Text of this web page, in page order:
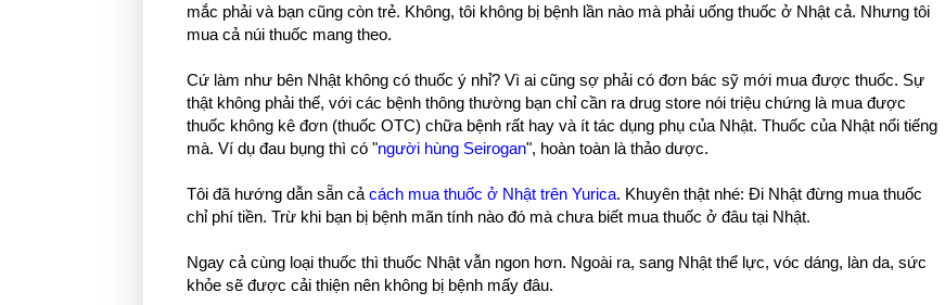
mắc phải và bạn cũng còn trẻ. Không, tôi không bị bệnh lần nào mà phải uống thuốc ở Nhật cả. Nhưng tôi
mua cả núi thuốc mang theo.
Cứ làm như bên Nhật không có thuốc ý nhỉ? Vì ai cũng sợ phải có đơn bác sỹ mới mua được thuốc. Sự
thật không phải thế, với các bệnh thông thường bạn chỉ cần ra drug store nói triệu chứng là mua được
thuốc không kê đơn (thuốc OTC) chữa bệnh rất hay và ít tác dụng phụ của Nhật. Thuốc của Nhật nổi tiếng
mà. Ví dụ đau bụng thì có "người hùng Seirogan", hoàn toàn là thảo dược.
Tôi đã hướng dẫn sẵn cảcách mua thuốc ở Nhật trên Yurica. Khuyên thật nhé: Đi Nhật đừng mua thuốc
chỉ phí tiền. Trừ khi bạn bị bệnh mãn tính nào đó mà chưa biết mua thuốc ở đâu tại Nhật.
Ngay cả cùng loại thuốc thì thuốc Nhật vẫn ngon hơn. Ngoài ra, sang Nhật thể lực, vóc dáng, làn da, sức
khỏe sẽ được cải thiện nên không bị bệnh mấy đâu.